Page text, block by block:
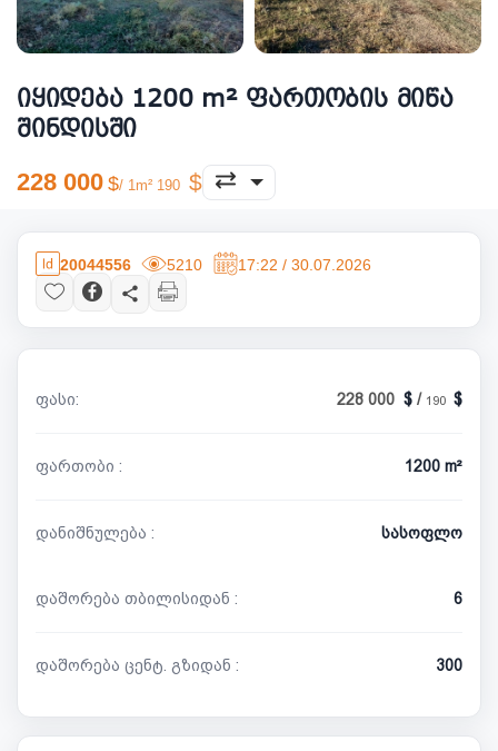
იყიდება 1200 m² ფართობის მიწა
შინდისში
228 000 / 1m² 190
20044556 5210 17:22 / 30.07.2026
ფასი: 228 000 / 190
ფართობი : 1200 m²
დანიშნულება : სასოფლო
დაშორება თბილისიდან : 6
დაშორება ცენტ. გზიდან : 300